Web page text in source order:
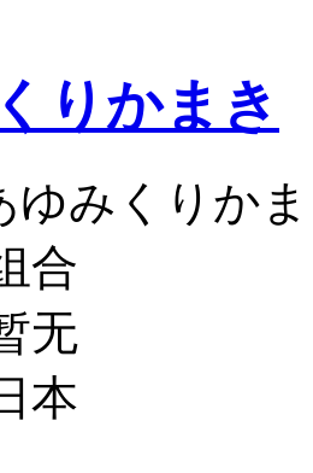
りかまき
ゆみくりか
合
无
本